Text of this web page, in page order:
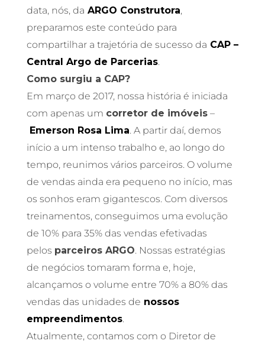
data, nós, da ARGO Construtora,
preparamos este conteúdo para
compartilhar a trajetória de sucesso da CAP –
Central Argo de Parcerias.
Como surgiu a CAP?
Em março de 2017, nossa história é iniciada
com apenas um corretor de imóveis–
Emerson Rosa Lima. A partir daí, demos
início a um intenso trabalho e, ao longo do
tempo, reunimos vários parceiros. O volume
de vendas ainda era pequeno no início, mas
os sonhos eram gigantescos. Com diversos
treinamentos, conseguimos uma evolução
de 10% para 35% das vendas efetivadas
pelos parceiros ARGO. Nossas estratégias
de negócios tomaram forma e, hoje,
alcançamos o volume entre 70% a 80% das
vendas das unidades de nossos
empreendimentos.
Atualmente, contamos com o Diretor de